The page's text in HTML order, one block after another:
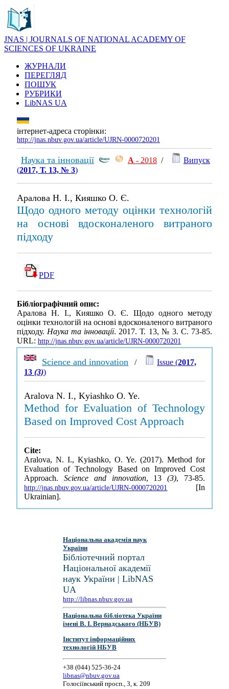
JNAS | JOURNALS OF NATIONAL ACADEMY OF
SCIENCES OF UKRAINE
ЖУРНАЛИ
ПЕРЕГЛЯД
ПОШУК
РУБРИКИ
LibNAS UA
інтернет-адреса сторінки:
http://jnas.nbuv.gov.ua/article/UJRN-0000720201
Наука та інновації А - 2018 /
Випуск
(2017, Т. 13, № 3)
Аралова Н. І., Кияшко О. Є.
Щодо одного методу оцінки технологій
на основі вдосконаленого витраного
підходу
PDF
Бібліографічний опис:
Аралова Н. І., Кияшко О. Є. Щодо одного методу
оцінки технологій на основі вдосконаленого витраного
підходу.Наука та інновації. 2017. Т. 13, № 3. С. 73-85.
URL: http://jnas.nbuv.gov.ua/article/UJRN-0000720201
Science and innovation / Issue (2017,
13(3))
Aralova N. I., Kyiashko O. Ye.
Method for Evaluation of Technology
Based on Improved Cost Approach
Cite:
Aralova, N. I., Kyiashko, O. Ye. (2017). Method for
Evaluation of Technology Based on Improved Cost
Approach.Science and innovation, 13 (3), 73-85.
http://jnas.nbuv.gov.ua/article/UJRN-0000720201
[In
Ukrainian].
Національна академія наук
України
Бібліотечний портал
Національної академії
наук України | LibNAS
UA
http://libnas.nbuv.gov.ua
Національна бібліотека України
імені В. І. Вернадського (НБУВ)
Інститут інформаційних
технологій НБУВ
+38 (044) 525-36-24
libnas@nbuv.gov.ua
Голосіївський просп., 3, к. 209